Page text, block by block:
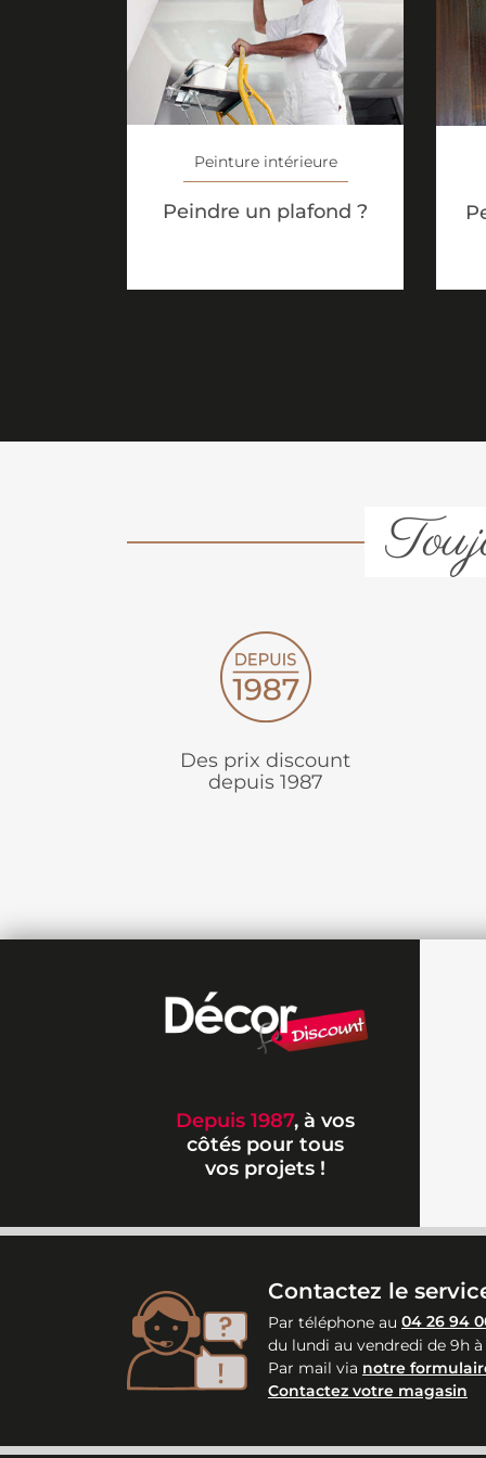
Peinture intérieure
Peindre un plafond ?
Des prix discount
depuis 1987
Depuis 1987, à vos
côtés pour tous
vos projets !
Contactez le
Par téléphone au 04 26 94
du lundi au vendredi de 9h à
Par mail via notre
Contactez votre magasin